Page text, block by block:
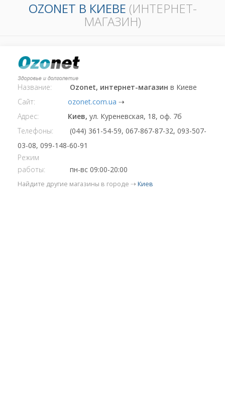
OZONET В КИЕВЕ (ИНТЕРНЕТ-
МАГАЗИН)
Название: Ozonet, интернет-магазин в Киеве
Сайт:
ozonet.com.ua ⇢
Адрес:
Киев, ул. Куреневская, 18, оф. 7б
Телефоны:
(044) 361-54-59, 067-867-87-32, 093-507-
03-08, 099-148-60-91
Режим
работы:
пн-вс 09:00-20:00
Найдите другие магазины в городе ⇢ Киев